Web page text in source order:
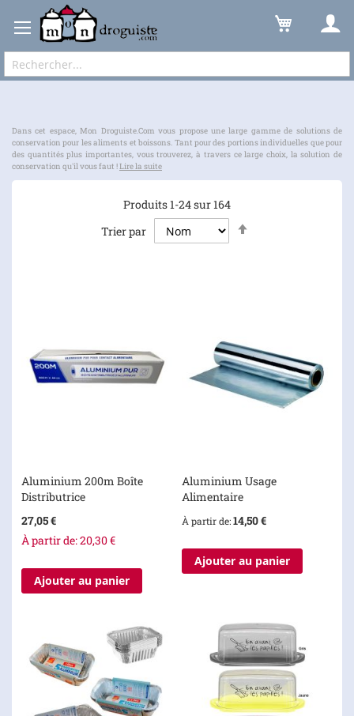
Expédition sous 48 à 72h et frais de port à partir de 6,90 € !
Conservation
Dans cet espace, Mon Droguiste.Com vous propose une large gamme de solutions de
conservation pour les aliments et boissons. Tant pour des portions individuelles que pour
des quantités plus importantes, vous trouverez, à travers ce large choix, la solution de
conservation qu'il vous faut !Lire la suite
Produits1-24sur164
Trier par
Aluminium 200m Boîte
Distributrice
27,05 €
À partir de 20,30 €
Ajouter au panier
Aluminium Usage
Alimentaire
À partir de 14,50 €
Ajouter au panier